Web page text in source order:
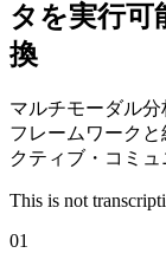
タを実行
換
マルチモーダル
フレームワーク
クティブ・コミ
This is not
01